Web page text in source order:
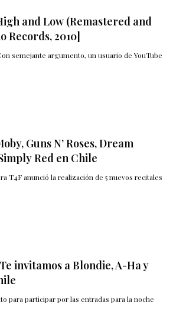
and Low (Remastered and
Records, 2010]
semejante argumento, un usuario de YouTube
Guns N’ Roses, Dream
Red en Chile
T4F anunció la realización de 5 nuevos recitales
invitamos a Blondie, A-Ha y
para participar por las entradas para la noche